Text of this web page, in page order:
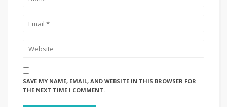
SAVE MY NAME, EMAIL, AND WEBSITE IN THIS BROWSER FOR
THE NEXT TIME I COMMENT.